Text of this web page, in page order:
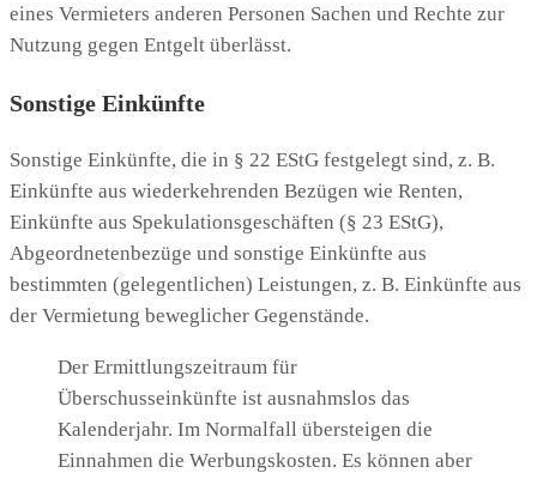
eines Vermieters anderen Personen Sachen und Rechte zur
Nutzung gegen Entgelt überlässt.
Sonstige Einkünfte
Sonstige Einkünfte, die in § 22 EStG festgelegt sind, z. B.
Einkünfte aus wiederkehrenden Bezügen wie Renten,
Einkünfte aus Spekulationsgeschäften (§ 23 EStG),
Abgeordnetenbezüge und sonstige Einkünfte aus
bestimmten (gelegentlichen) Leistungen, z. B. Einkünfte aus
der Vermietung beweglicher Gegenstände.
Der Ermittlungszeitraum für
Überschusseinkünfte ist ausnahmslos das
Kalenderjahr. Im Normalfall übersteigen die
Einnahmen die Werbungskosten. Es können aber